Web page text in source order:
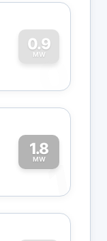
0.9
MW
0
1.8
MW1